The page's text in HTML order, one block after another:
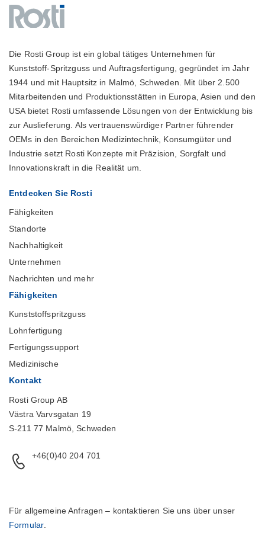
Die Rosti Group ist ein global tätiges Unternehmen für
Kunststoff-Spritzguss und Auftragsfertigung, gegründet im Jahr
1944 und mit Hauptsitz in Malmö, Schweden. Mit über 2.500
Mitarbeitenden und Produktionsstätten in Europa, Asien und den
USA bietet Rosti umfassende Lösungen von der Entwicklung bis
zur Auslieferung. Als vertrauenswürdiger Partner führender
OEMs in den Bereichen Medizintechnik, Konsumgüter und
Industrie setzt Rosti Konzepte mit Präzision, Sorgfalt und
Innovationskraft in die Realität um.
Entdecken Sie Rosti
Fähigkeiten
Standorte
Nachhaltigkeit
Unternehmen
Nachrichten und mehr
Fähigkeiten
Kunststoffspritzguss
Lohnfertigung
Fertigungssupport
Medizinische
Kontakt
Rosti Group AB
Västra Varvsgatan 19
S-211 77 Malmö, Schweden
+46(0)40 204 701
Für allgemeine Anfragen – kontaktieren Sie uns über unser
Formular